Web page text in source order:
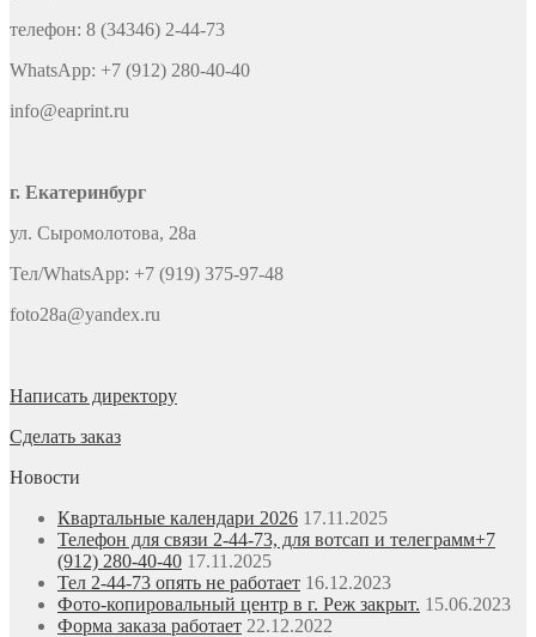
телефон: 8 (34346) 2-44-73
WhatsApp: +7 (912) 280-40-40
info@eaprint.ru
г. Екатеринбург
ул. Сыромолотова, 28а
Тел/WhatsApp: +7 (919) 375-97-48
foto28a@yandex.ru
Написать директору
Сделать заказ
Новости
Квартальные календари 2026 17.11.2025
Телефон для связи 2-44-73, для вотсап и телеграмм+7
(912) 280-40-40 17.11.2025
Тел 2-44-73 опять не работает 16.12.2023
Фото-копировальный центр в г. Реж закрыт. 15.06.2023
Форма заказа работает 22.12.2022